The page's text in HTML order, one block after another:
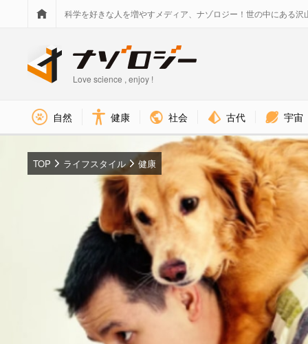
科学を好きな人を増やすメディア、ナゾロジー！世の中にある沢
Love science , enjoy !
自然 健康 社会 古代 宇宙
TOP ライフスタイル 健康